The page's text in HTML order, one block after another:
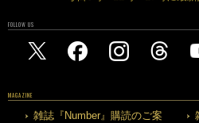
FOLLOW US
MAGAZINE
雑誌『Number』購読のご案